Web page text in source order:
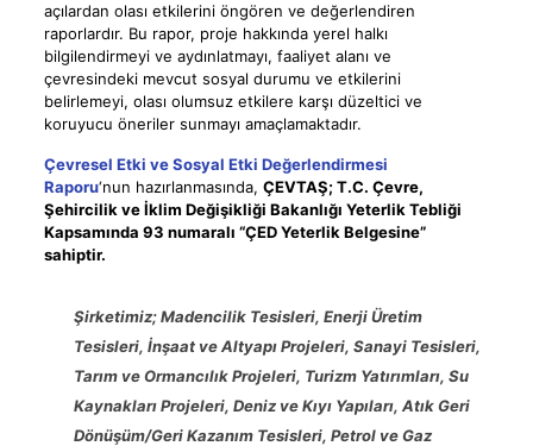
açılardan olası etkilerini öngören ve değerlendiren
raporlardır. Bu rapor, proje hakkında yerel halkı
bilgilendirmeyi ve aydınlatmayı, faaliyet alanı ve
çevresindeki mevcut sosyal durumu ve etkilerini
belirlemeyi, olası olumsuz etkilere karşı düzeltici ve
koruyucu öneriler sunmayı amaçlamaktadır.
Çevresel Etki ve Sosyal Etki Değerlendirmesi
Raporu‘nun hazırlanmasında, ÇEVTAŞ; T.C. Çevre,
Şehircilik ve İklim Değişikliği Bakanlığı Yeterlik Tebliği
Kapsamında 93 numaralı “ÇED Yeterlik Belgesine”
sahiptir.
Şirketimiz; Madencilik Tesisleri, Enerji Üretim
Tesisleri, İnşaat ve Altyapı Projeleri, Sanayi Tesisleri,
Tarım ve Ormancılık Projeleri, Turizm Yatırımları, Su
Kaynakları Projeleri, Deniz ve Kıyı Yapıları, Atık Geri
Dönüşüm/Geri Kazanım Tesisleri, Petrol ve Gaz